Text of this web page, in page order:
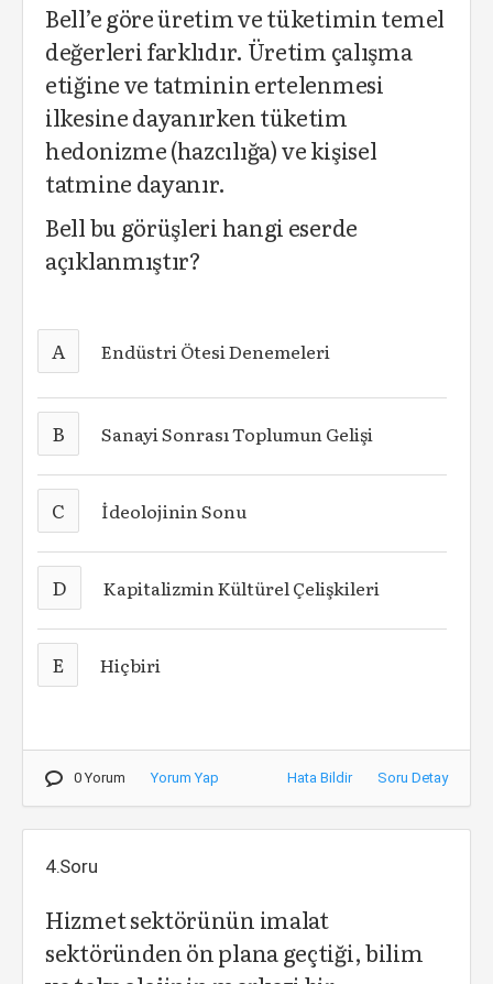
Bell’e göre üretim ve tüketimin temel
değerleri farklıdır. Üretim çalışma
etiğine ve tatminin ertelenmesi
ilkesine dayanırken tüketim
hedonizme (hazcılığa) ve kişisel
tatmine dayanır.
Bell bu görüşleri hangi eserde
açıklanmıştır?
A Endüstri Ötesi Denemeleri
B Sanayi Sonrası Toplumun Gelişi
C İdeolojinin Sonu
D Kapitalizmin Kültürel Çelişkileri
E Hiçbiri
0 Yorum Yorum Yap Hata Bildir Soru Detay
4.Soru
Hizmet sektörünün imalat
sektöründen ön plana geçtiği, bilim